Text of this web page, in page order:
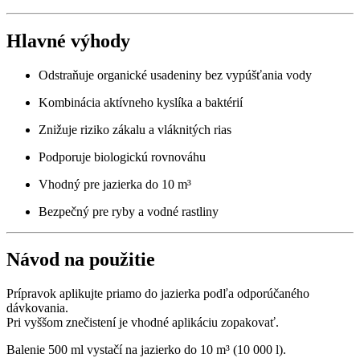
Hlavné výhody
Odstraňuje organické usadeniny bez vypúšťania vody
Kombinácia aktívneho kyslíka a baktérií
Znižuje riziko zákalu a vláknitých rias
Podporuje biologickú rovnováhu
Vhodný pre jazierka do 10 m³
Bezpečný pre ryby a vodné rastliny
Návod na použitie
Prípravok aplikujte priamo do jazierka podľa odporúčaného
dávkovania.
Pri vyššom znečistení je vhodné aplikáciu zopakovať.
Balenie 500 ml vystačí na jazierko do 10 m³ (10 000 l).